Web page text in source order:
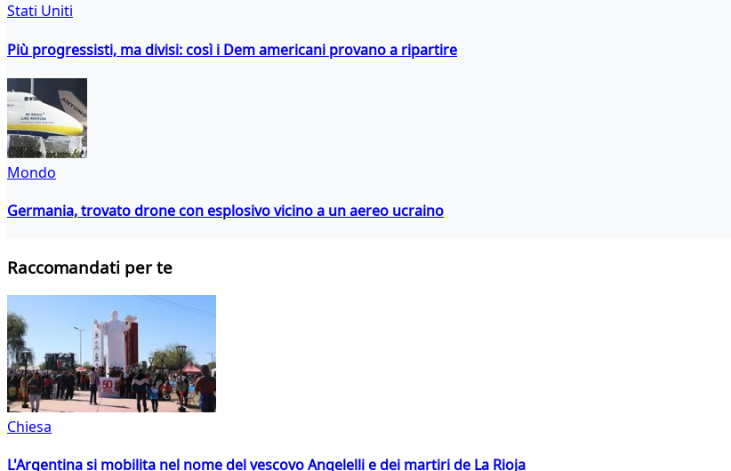
Stati Uniti
Più progressisti, ma divisi: così i Dem americani provano a ripartire
Mondo
Germania, trovato drone con esplosivo vicino a un aereo ucraino
Raccomandati per te
Chiesa
L'Argentina si mobilita nel nome del vescovo Angelelli e dei martiri de La Rioja